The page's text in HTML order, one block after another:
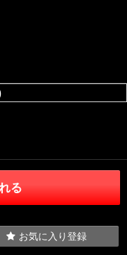
る
お気に入り登録